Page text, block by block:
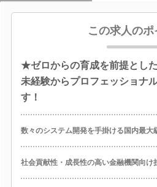
この求人のポ
★ゼロからの育成を前提とし
未経験からプロフェッショナ
す！
数々のシステム開発を手掛ける国内最大
社会貢献性・成長性の高い金融機関向け